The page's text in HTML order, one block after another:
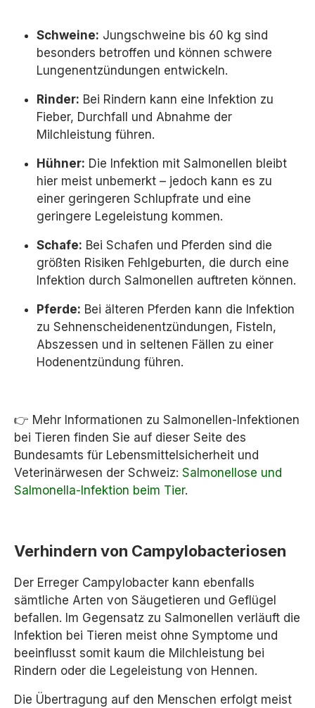
Schweine: Jungschweine bis 60 kg sind
besonders betroffen und können schwere
Lungenentzündungen entwickeln.
Rinder: Bei Rindern kann eine Infektion zu
Fieber, Durchfall und Abnahme der
Milchleistung führen.
Hühner: Die Infektion mit Salmonellen bleibt
hier meist unbemerkt – jedoch kann es zu
einer geringeren Schlupfrate und eine
geringere Legeleistung kommen.
Schafe: Bei Schafen und Pferden sind die
größten Risiken Fehlgeburten, die durch eine
Infektion durch Salmonellen auftreten können.
Pferde: Bei älteren Pferden kann die Infektion
zu Sehnenscheidenentzündungen, Fisteln,
Abszessen und in seltenen Fällen zu einer
Hodenentzündung führen.
👉 Mehr Informationen zu Salmonellen-Infektionen
bei Tieren finden Sie auf dieser Seite des
Bundesamts für Lebensmittelsicherheit und
Veterinärwesen der Schweiz: Salmonellose und
Salmonella-Infektion beim Tier.
Verhindern von Campylobacteriosen
Der Erreger Campylobacter kann ebenfalls
sämtliche Arten von Säugetieren und Geflügel
befallen. Im Gegensatz zu Salmonellen verläuft die
Infektion bei Tieren meist ohne Symptome und
beeinflusst somit kaum die Milchleistung bei
Rindern oder die Legeleistung von Hennen.
Die Übertragung auf den Menschen erfolgt meist